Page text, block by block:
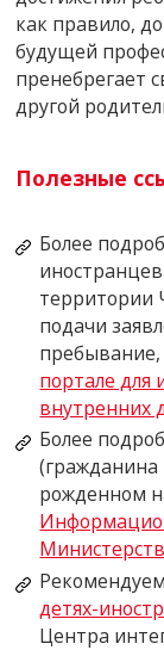
как правило,
будущей
пренебрегает
другой
Полезные
Более
территории
подачи
портале для
внутренних
Более
(гражданина
рожденном
детях-
Центра